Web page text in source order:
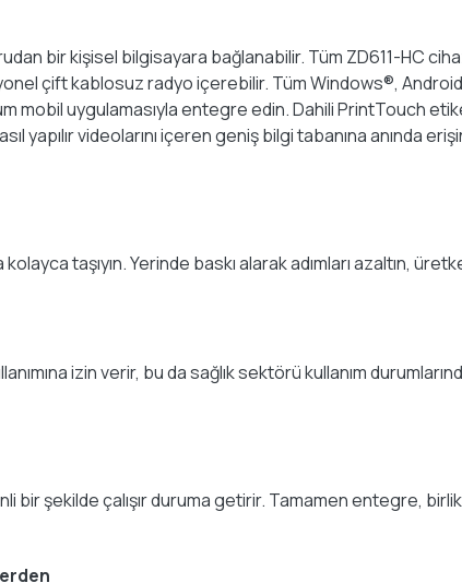
bir kişisel bilgisayara bağlanabilir. Tüm ZD611-HC
çift kablosuz radyo içerebilir. Tüm Windows®,
mobil uygulamasıyla entegre edin. Dahili PrintTouch
yapılır videolarını içeren geniş bilgi tabanına anında
taşıyın. Yerinde baskı alarak adımları azaltın,
izin verir, bu da sağlık sektörü kullanım
bir şekilde çalışır duruma getirir. Tamamen entegre,